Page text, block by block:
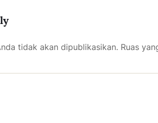
tidak akan dipublikasikan. Ruas